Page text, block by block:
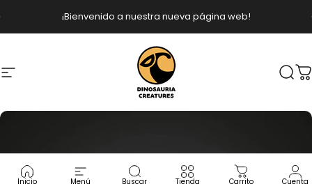
¡Bienvenido a nuestra nueva página web!
diapositivas pausa
Navegación Dinosauria Creatures
Inicio Menú Buscar Tienda Carrito Cuenta